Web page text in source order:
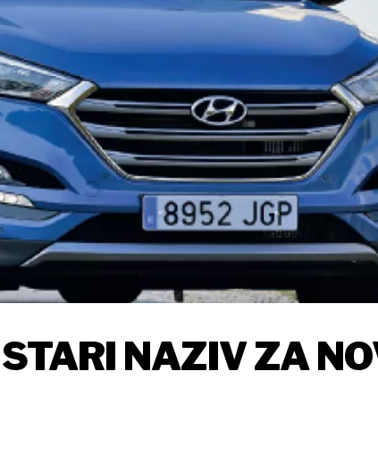
NAZIV ZA